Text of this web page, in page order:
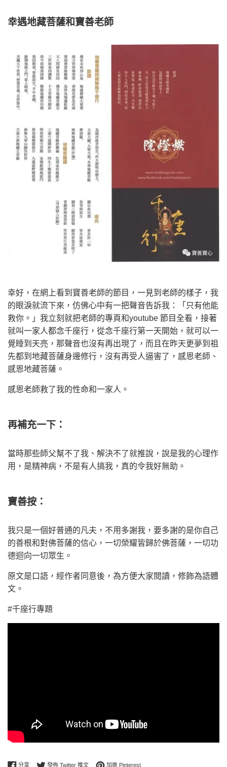
幸遇地藏菩薩和寶善老師
幸好，在網上看到寶善老師的節目，一見到老師的樣子，我
的眼淚就流下來，仿佛心中有一把聲音告訴我：「只有他能
救你。」我立刻就把老師的專頁和youtube 節目全看，接著
就叫一家人都念千座行，從念千座行第一天開始，就可以一
覺睡到天亮，那聲音也沒有再出現了，而且在昨天更夢到祖
先都到地藏菩薩身邊修行，沒有再受人逼害了，感恩老師、
感恩地藏菩薩。
感恩老師救了我的性命和一家人。
再補充一下：
當時那些師父幫不了我、解決不了就推說，說是我的心理作
用，是精神病，不是有人搞我，真的令我好無助。
寶善按：
我只是一個好普通的凡夫，不用多謝我，要多謝的是你自己
的善根和對佛菩薩的信心，一切榮耀皆歸於佛菩薩，一切功
德迴向一切眾生。
原文是口語，經作者同意後，為方便大家閱讀，修飾為語體
文。
#千座行專題
分享分享至 Facebook
發佈 Twitter 推文在 Twitter 上發佈推文
加進 Pinterest加入 Pinterest